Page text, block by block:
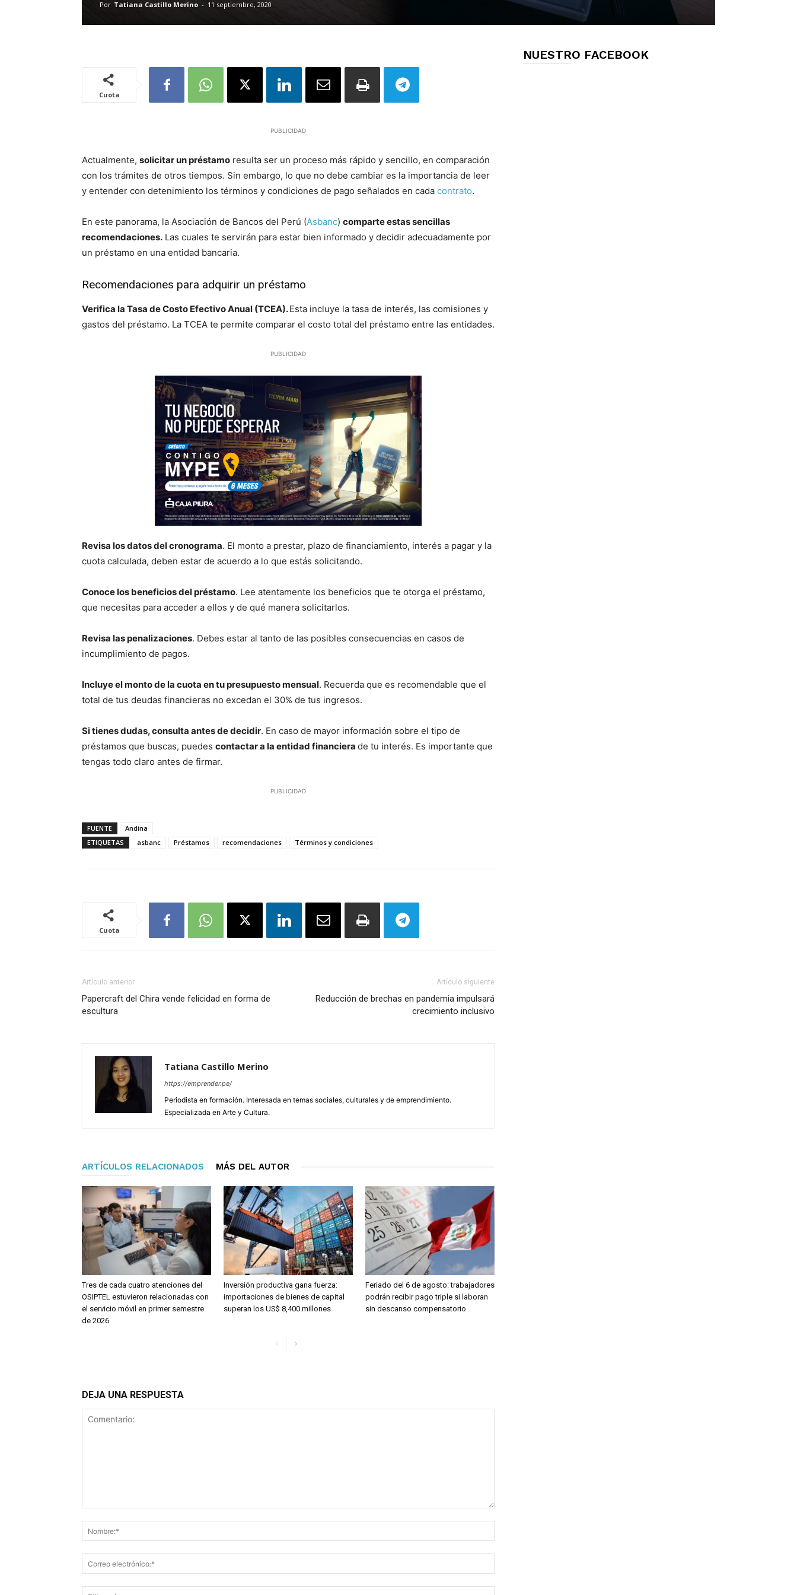
Por Tatiana Castillo Merino - 11 septiembre, 2020
Cuota
PUBLICIDAD
Actualmente, solicitar un préstamo resulta ser un proceso más rápido y sencillo, en comparación
con los trámites de otros tiempos. Sin embargo, lo que no debe cambiar es la importancia de leer
y entender con detenimiento los términos y condiciones de pago señalados en cada contrato.
En este panorama, la Asociación de Bancos del Perú (Asbanc) comparte estas sencillas
recomendaciones. Las cuales te servirán para estar bien informado y decidir adecuadamente por
un préstamo en una entidad bancaria.
Recomendaciones para adquirir un préstamo
Verifica la Tasa de Costo Efectivo Anual (TCEA).Esta incluye la tasa de interés, las comisiones y
gastos del préstamo. La TCEA te permite comparar el costo total del préstamo entre las entidades.
PUBLICIDAD
Revisa los datos del cronograma. El monto a prestar, plazo de financiamiento, interés a pagar y la
cuota calculada, deben estar de acuerdo a lo que estás solicitando.
Conoce los beneficios del préstamo. Lee atentamente los beneficios que te otorga el préstamo,
que necesitas para acceder a ellos y de qué manera solicitarlos.
Revisa las penalizaciones. Debes estar al tanto de las posibles consecuencias en casos de
incumplimiento de pagos.
Incluye el monto de la cuota en tu presupuesto mensual. Recuerda que es recomendable que el
total de tus deudas financieras no excedan el 30% de tus ingresos.
Si tienes dudas, consulta antes de decidir. En caso de mayor información sobre el tipo de
préstamos que buscas, puedes contactar a la entidad financiera de tu interés. Es importante que
tengas todo claro antes de firmar.
PUBLICIDAD
FUENTE
Andina
ETIQUETAS
asbanc Préstamos recomendaciones Términos y condiciones
Cuota
Artículo anterior
Papercraft del Chira vende felicidad en forma de
escultura
Artículo siguiente
Reducción de brechas en pandemia impulsará
crecimiento inclusivo
Tatiana Castillo Merino
https://emprender.pe/
Periodista en formación. Interesada en temas sociales, culturales y de emprendimiento.
Especializada en Arte y Cultura.
ARTÍCULOS RELACIONADOS MÁS DEL AUTOR
Tres de cada cuatro atenciones del
OSIPTEL estuvieron relacionadas con
el servicio móvil en primer semestre
de 2026
Inversión productiva gana fuerza:
importaciones de bienes de capital
superan los US$ 8,400 millones
Feriado del 6 de agosto: trabajadores
podrán recibir pago triple si laboran
sin descanso compensatorio
DEJA UNA RESPUESTA
NUESTRO FACEBOOK